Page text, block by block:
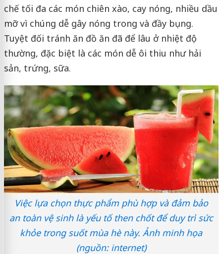
chế tối đa các món chiên xào, cay nóng, nhiều dầu
mỡ vì chúng dễ gây nóng trong và đầy bụng.
Tuyệt đối tránh ăn đồ ăn đã để lâu ở nhiệt độ
thường, đặc biệt là các món dễ ôi thiu như hải
sản, trứng, sữa.
Việc lựa chọn thực phẩm phù hợp và đảm bảo
an toàn vệ sinh là yếu tố then chốt để duy trì sức
khỏe trong suốt mùa hè này. Ảnh minh họa
(nguồn: internet)